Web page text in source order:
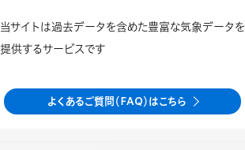
当サイトは過去データを含めた豊富な気象データを
提供するサービスです
よくあるご質問（FAQ）はこちら